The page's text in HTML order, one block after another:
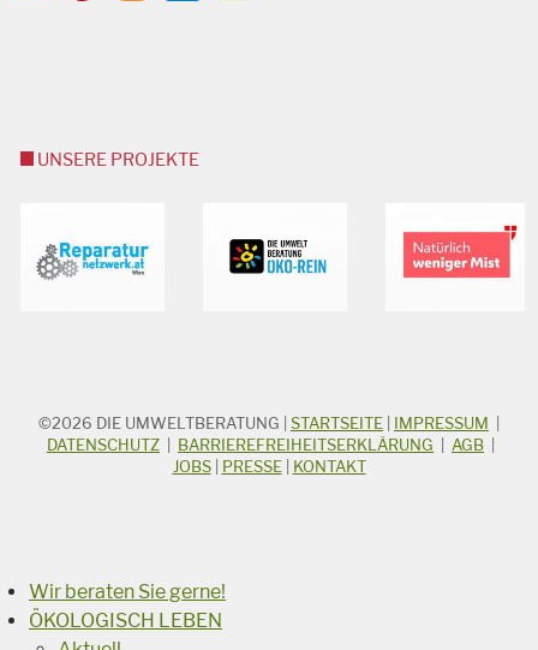
UNSERE PROJEKTE
STICHWORTSUCHE
Suchbegriff
©2026 DIE UMWELTBERATUNG | STARTSEITE | IMPRESSUM |
DATENSCHUTZ | BARRIEREFREIHEITSERKLÄRUNG | AGB |
JOBS| PRESSE| KONTAKT
Wir beraten Sie gerne!
ÖKOLOGISCH LEBEN